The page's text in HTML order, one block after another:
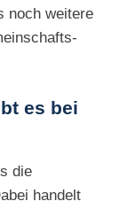
noch weitere
es bei
die
handelt